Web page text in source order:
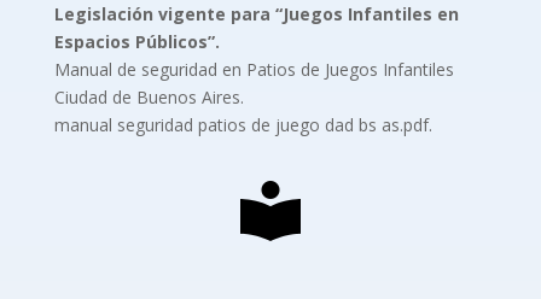
Legislación vigente para “Juegos Infantiles en
Espacios Públicos”.
Manual de seguridad en Patios de Juegos Infantiles
Ciudad de Buenos Aires.
manual seguridad patios de juego dad bs as.pdf.